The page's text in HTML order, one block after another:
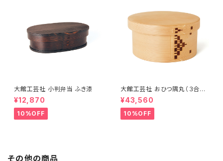
大館工芸社 小判弁当 ふき漆
¥12,870
10%OFF
大館工芸社 おひつ隅丸（３合
用）
¥43,560
10%OFF
その他の商品